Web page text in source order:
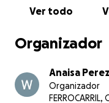
¡Gracias por creer
#BSSRMéxico
Ver todo
Organizador
Anaisa Perez
Organizador